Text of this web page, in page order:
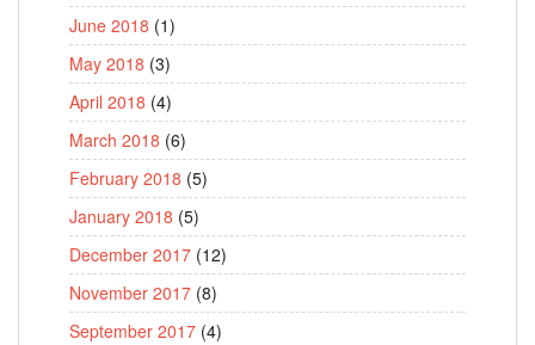
June 2018 (1)
May 2018 (3)
April 2018 (4)
March 2018 (6)
February 2018 (5)
January 2018 (5)
December 2017 (12)
November 2017 (8)
September 2017 (4)